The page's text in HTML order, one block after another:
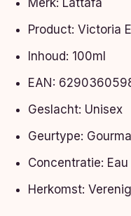
Product: Victoria
Inhoud: 100ml
EAN:
Geslacht: Unisex
Geurtype:
Concentratie:
Herkomst: